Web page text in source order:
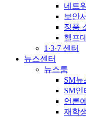
네트
보안
정품
헬프
1·3·7 센터
뉴스센터
뉴스룸
SM뉴
SM인
언론
재학